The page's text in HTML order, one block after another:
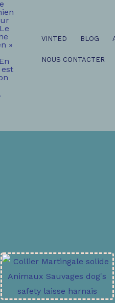
VINTED BLOG
NOUS CONTACTER